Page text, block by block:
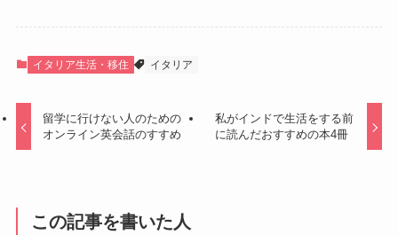
イタリア生活・移住 イタリア
留学に行けない人のための
オンライン英会話のすすめ
私がインドで生活をする前
に読んだおすすめの本4冊
この記事を書いた人